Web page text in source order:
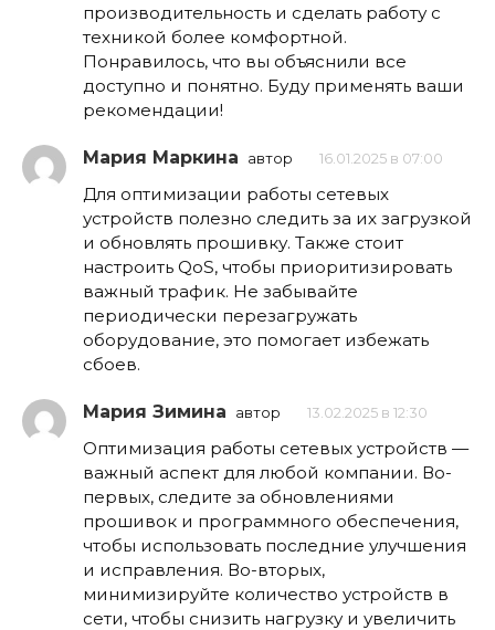
производительность и сделать работу с
техникой более комфортной.
Понравилось, что вы объяснили все
доступно и понятно. Буду применять ваши
рекомендации!
Мария Маркина автор 16.01.2025 в 07:00
Для оптимизации работы сетевых
устройств полезно следить за их загрузкой
и обновлять прошивку. Также стоит
настроить QoS, чтобы приоритизировать
важный трафик. Не забывайте
периодически перезагружать
оборудование, это помогает избежать
сбоев.
Мария Зимина автор 13.02.2025 в 12:30
Оптимизация работы сетевых устройств —
важный аспект для любой компании. Во-
первых, следите за обновлениями
прошивок и программного обеспечения,
чтобы использовать последние улучшения
и исправления. Во-вторых,
минимизируйте количество устройств в
сети, чтобы снизить нагрузку и увеличить